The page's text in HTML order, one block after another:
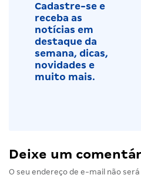
Cadastre-se e
receba as
notícias em
destaque da
semana, dicas,
novidades e
muito mais.
Deixe um
O seu endereço de e-mail não